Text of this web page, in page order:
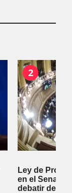
2
Ley de
en el Senado
debatir